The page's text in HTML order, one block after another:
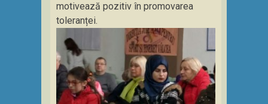
motivează pozitiv în promovarea
toleranței.